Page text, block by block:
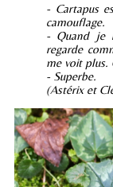
- Cartapus
camouflage.
- Quand je
regarde
me voit plus.
- Superbe.
(Astérix et